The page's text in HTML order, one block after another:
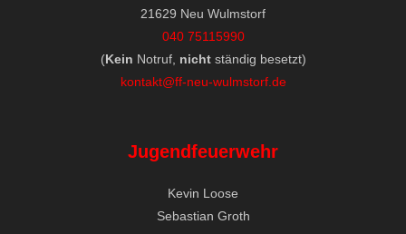
21629 Neu Wulmstorf
040 75115990
(Kein Notruf, nicht ständig besetzt)
kontakt@ff-neu-wulmstorf.de
Jugendfeuerwehr
Kevin Loose
Sebastian Groth